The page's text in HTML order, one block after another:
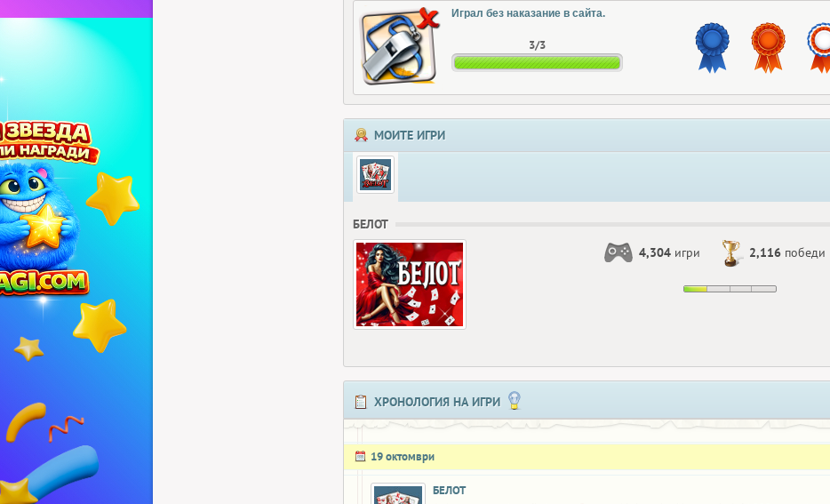
Играл без наказание в сайта.
3/3
МОИТЕ ИГРИ
БЕЛОТ
4,304 игри 2,116 победи
ХРОНОЛОГИЯ НА ИГРИ
19 октомври
БЕЛОТ